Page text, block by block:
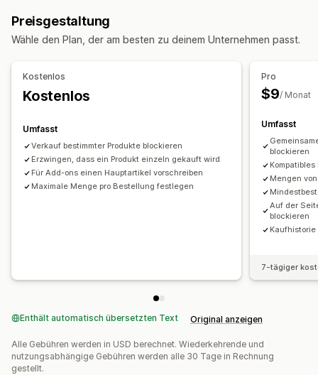
Nach Kollektion
Preisgestaltung
Wähle den Plan, der am besten zu deinem Unternehmen passt.
Kostenlos
Kostenlos
Umfasst
Verkauf bestimmter Produkte blockieren
Erzwingen, dass ein Produkt einzeln gekauft wird
Für Add-ons einen Hauptartikel vorschreiben
Maximale Menge pro Bestellung festlegen
Pro
$9/ Monat
Umfasst
blockieren
Mengen
Auf der
blockieren
7-tägiger
Enthält automatisch übersetzten Text Original anzeigen
Alle Gebühren werden in USD berechnet. Wiederkehrende und
nutzungsabhängige Gebühren werden alle 30 Tage in Rechnung
gestellt.